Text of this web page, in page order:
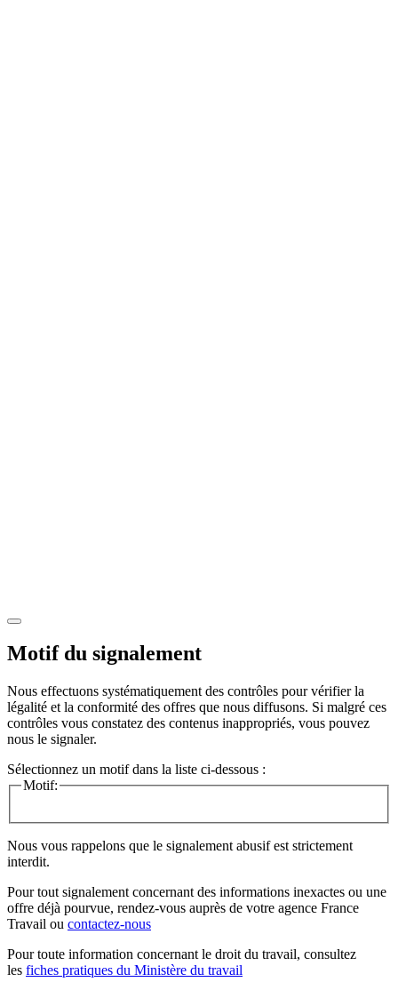
Motif du signalement
Nous effectuons systématiquement des contrôles pour vérifier la
légalité et la conformité des offres que nous diffusons. Si malgré ces
contrôles vous constatez des contenus inappropriés, vous pouvez
nous le signaler.
Sélectionnez un motif dans la liste ci-dessous :
Motif:
Nous vous rappelons que le signalement abusif est strictement
interdit.
Pour tout signalement concernant des informations inexactes ou une
offre déjà pourvue, rendez-vous auprès de votre agence France
Travail ou contactez-nous
Pour toute information concernant le droit du travail, consultez
les fiches pratiques du Ministère du travail